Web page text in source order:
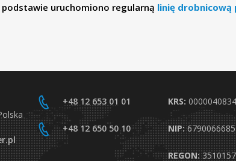
uruchomiono regularną linię drobnicową
+48 12 653 01 01
+48 12 650 50 10
KRS: 0000040834
NIP:6790066685
REGON: